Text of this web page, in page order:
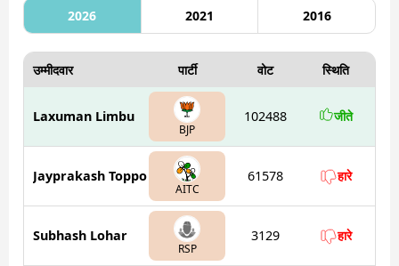
2026 2021 2016
उम्मीदवार पार्टी वोट स्थिति
Laxuman Limbu
BJP
102488 जीते
Jayprakash Toppo
AITC
61578 हारे
Subhash Lohar
RSP
3129 हारे